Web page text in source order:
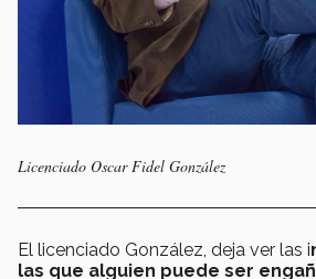
Licenciado Oscar Fidel González
El licenciado González, deja ver las i
las que alguien puede ser